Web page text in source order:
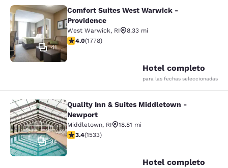
Comfort Suites West Warwick -
41
Comfort Suites West Warwick -
Providence
West Warwick, RI
8.33 mi
calificación de 3.97 estrellas. Bueno. 1778 reseñas
4.0(1778)
Hotel completo
para las fechas seleccionadas
Quality Inn & Suites Middletown -
34
Quality Inn & Suites Middletown -
Newport
Middletown, RI
18.81 mi
calificación de 3.37 estrellas. Bueno. 1533 reseñas
3.4(1533)
Hotel completo